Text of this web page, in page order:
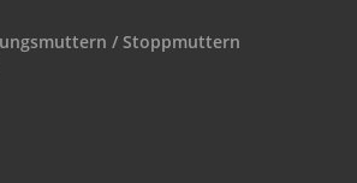
/ Stoppmuttern